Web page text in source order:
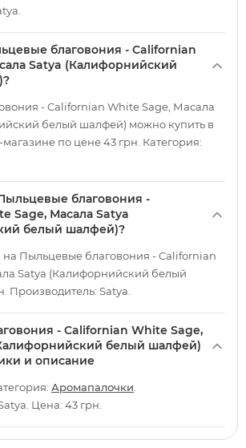
благовония - Californian
Satya (Калифорнийский
- Californian White Sage, Масала
белый шалфей) можно купить в
по цене 43 грн. Категория:
благовония -
Sage, Масала Satya
белый шалфей)?
на Пыльцевые благовония - Californian
Satya (Калифорнийский белый
Производитель: Satya.
- Californian White Sage,
белый шалфей)
и описание
Аромапалочки
Цена: 43 грн.